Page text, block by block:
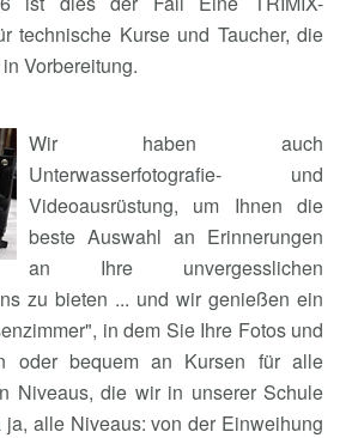
technische Kurse und Taucher, die
Vorbereitung.
Wir haben auch
Unterwasserfotografie- und
Videoausrüstung, um Ihnen die
beste Auswahl an Erinnerungen
an Ihre unvergesslichen
zu bieten ... und wir genießen ein
in dem Sie Ihre Fotos und
oder bequem an Kursen für alle
Niveaus, die wir in unserer Schule
alle Niveaus: von der Einweihung